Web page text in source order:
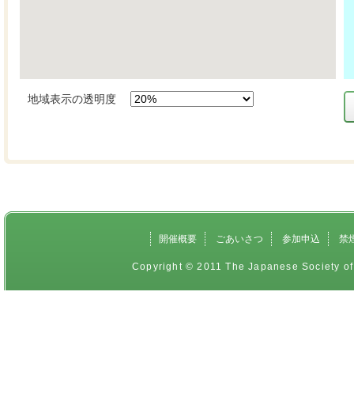
開催概要 ごあいさつ 参加申込 禁
Copyright © 2011 The Japanese Society